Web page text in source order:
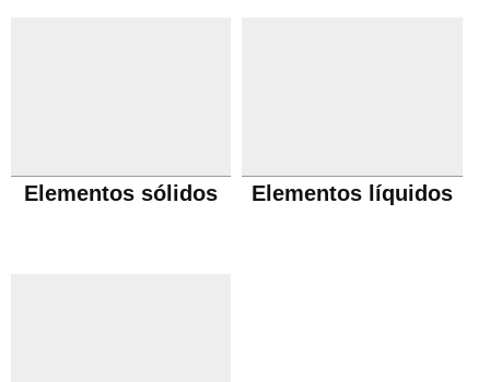
Elementos sólidos Elementos líquidos